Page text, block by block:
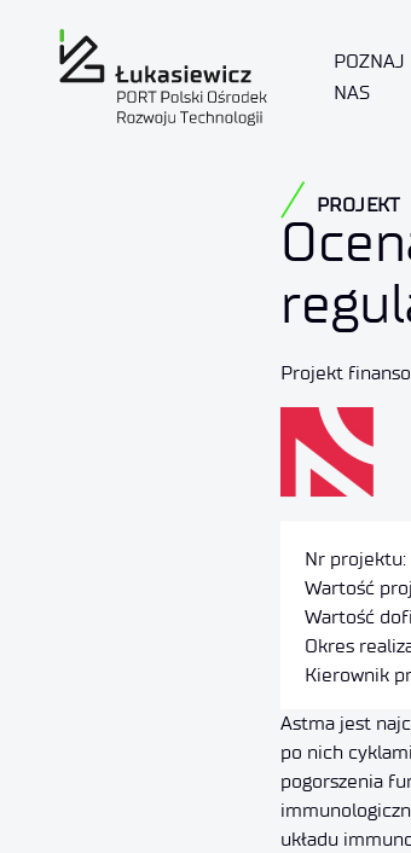
POZNAJ
NAS
PROJEKT
Projekt
Nr projektu:
Wartość
Wartość
Okres
Kierownik
Astma jest
po nich
pogorszenia
układu